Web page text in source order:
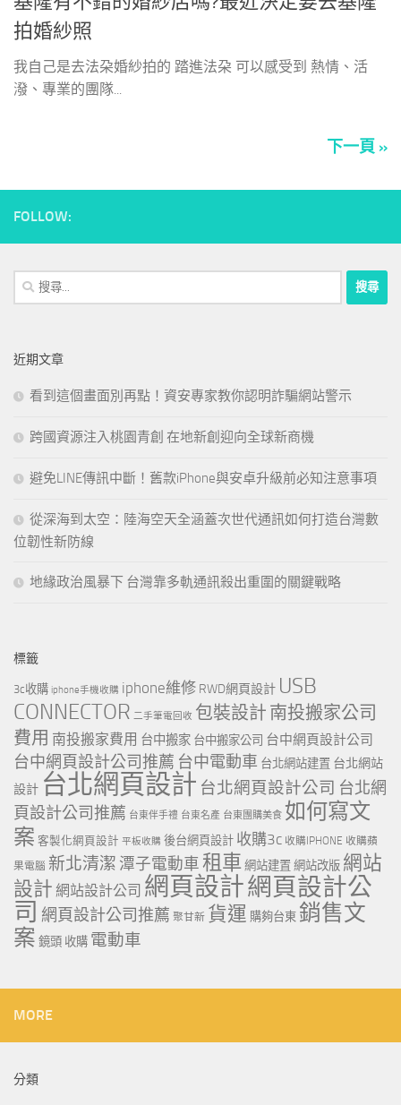
拍婚紗照
我自己是去法朶婚紗拍的 踏進法朶 可以感受到 熱情、活
潑、專業的團隊...
下一頁 »
FOLLOW:
搜
尋
字:
近期文章
看到這個畫面別再點！資安專家教你認明詐騙網站警示
跨國資源注入桃園青創 在地新創迎向全球新商機
避免LINE傳訊中斷！舊款iPhone與安卓升級前必知注意事項
從深海到太空：陸海空天全涵蓋次世代通訊如何打造台灣數
位韌性新防線
地緣政治風暴下 台灣靠多軌通訊殺出重圍的關鍵戰略
標籤
3c收購 iphone手機收購 iphone維修 RWD網頁設計 USB
CONNECTOR 二手筆電回收 包裝設計 南投搬家公司
費用 南投搬家費用 台中搬家 台中搬家公司 台中網頁設計公司
台中網頁設計公司推薦 台中電動車 台北網站建置 台北網站
設計 台北網頁設計 台北網頁設計公司 台北網
頁設計公司推薦 台東伴手禮 台東名產 台東團購美食 如何寫文
案 客製化網頁設計 平板收購 後台網頁設計 收購3c 收購IPHONE 收購蘋
果電腦 新北清潔 潭子電動車租車 網站建置 網站改版 網站
設計 網站設計公司 網頁設計網頁設計公
司 網頁設計公司推薦 聚甘新 貨運 購夠台東 銷售文
案 鏡頭 收購 電動車
MORE
分類